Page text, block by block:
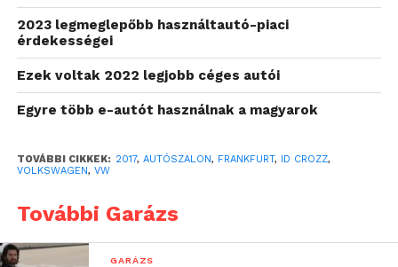
térkoncepció gondoskodik.
2023 legmeglepőbb használtautó-piaci
érdekességei
Ezek voltak 2022 legjobb céges autói
Egyre több e-autót használnak a magyarok
TOVÁBBI CIKKEK: 2017, AUTÓSZALON, FRANKFURT, ID CROZZ,
VOLKSWAGEN, VW
További Garázs
GARÁZS